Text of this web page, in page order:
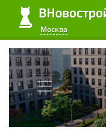
Москва